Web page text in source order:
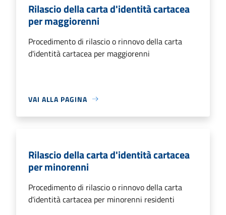
Rilascio della carta d'identità cartacea
per maggiorenni
Procedimento di rilascio o rinnovo della carta
d'identità cartacea per maggiorenni
VAI ALLA PAGINA
Rilascio della carta d'identità cartacea
per minorenni
Procedimento di rilascio o rinnovo della carta
d'identità cartacea per minorenni residenti